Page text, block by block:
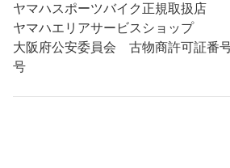
ヤマハスポーツバイク正規取扱店
ヤマハエリアサービスショップ
大阪府公安委員会 古物商許可証番
号